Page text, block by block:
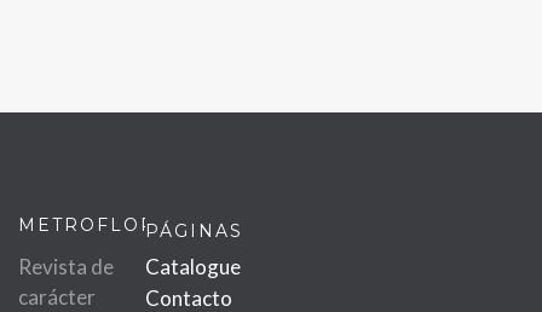
METROFLOR
Revista de
carácter
PÁGINAS
Catalogue
Contacto